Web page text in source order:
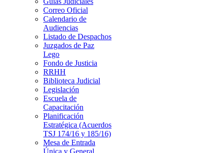
Correo Oficial
Calendario de
Audiencias
Listado de Despachos
Juzgados de Paz
Lego
Fondo de Justicia
RRHH
Biblioteca Judicial
Legislación
Escuela de
Capacitación
Planificación
Estratégica (Acuerdos
TSJ 174/16 y 185/16)
Mesa de Entrada
Única y General